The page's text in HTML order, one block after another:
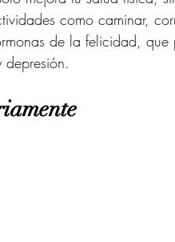
como caminar,
de la felicidad, que
depresión.